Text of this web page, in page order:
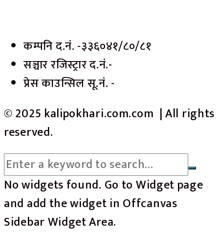
कम्पनि द.नं. -३३६०४१/८०/८१
सञ्चार रजिस्ट्रार द.नं.-
प्रेस काउन्सिल सू.नं. -
© 2025 kalipokhari.com.com | All rights
reserved.
No widgets found. Go to Widget page
and add the widget in Offcanvas
Sidebar Widget Area.